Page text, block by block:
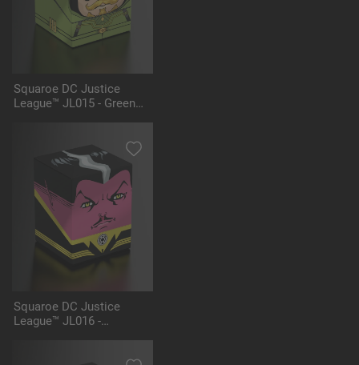
Squaroe DC Justice
League™ JL015 - Green
Squaroe DC Justice
League™ JL016 -